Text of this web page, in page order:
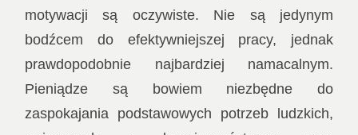
motywacji są oczywiste. Nie są jedynym
bodźcem do efektywniejszej pracy, jednak
prawdopodobnie najbardziej namacalnym.
Pieniądze są bowiem niezbędne do
zaspokajania podstawowych potrzeb ludzkich,